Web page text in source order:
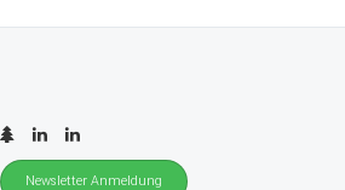
Newsletter Anmeldung